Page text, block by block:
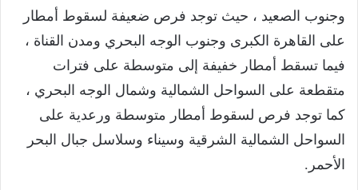
وجنوب الصعيد ، حيث توجد فرص ضعيفة لسقوط أمطار
على القاهرة الكبرى وجنوب الوجه البحري ومدن القناة ،
فيما تسقط أمطار خفيفة إلى متوسطة على فترات
متقطعة على السواحل الشمالية وشمال الوجه البحري ،
كما توجد فرص لسقوط أمطار متوسطة ورعدية على
السواحل الشمالية الشرقية وسيناء وسلاسل جبال البحر
الأحمر.